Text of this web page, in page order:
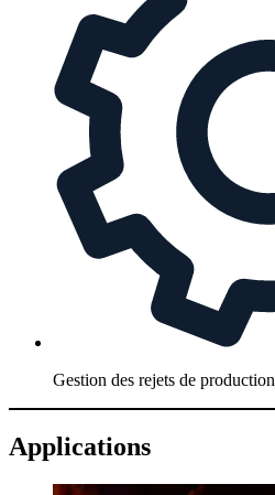
Gestion des rejets de production
Applications